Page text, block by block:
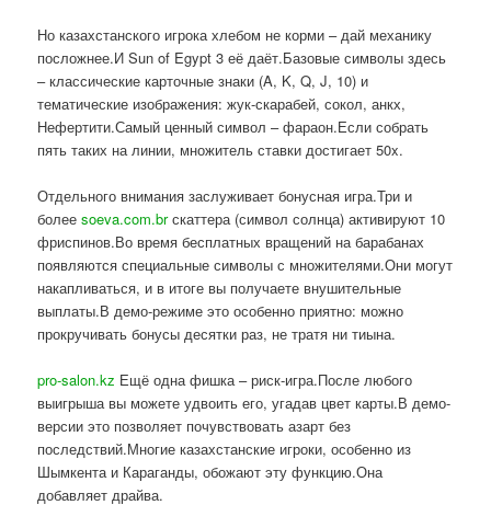
Но казахстанского игрока хлебом не корми – дай механику
посложнее.И Sun of Egypt 3 её даёт.Базовые символы здесь
– классические карточные знаки (A, K, Q, J, 10) и
тематические изображения: жук-скарабей, сокол, анкх,
Нефертити.Самый ценный символ – фараон.Если собрать
пять таких на линии, множитель ставки достигает 50x.
Отдельного внимания заслуживает бонусная игра.Три и
болееsoeva.com.brскаттера (символ солнца) активируют 10
фриспинов.Во время бесплатных вращений на барабанах
появляются специальные символы с множителями.Они могут
накапливаться, и в итоге вы получаете внушительные
выплаты.В демо-режиме это особенно приятно: можно
прокручивать бонусы десятки раз, не тратя ни тиына.
pro-salon.kz Ещё одна фишка – риск-игра.После любого
выигрыша вы можете удвоить его, угадав цвет карты.В демо-
версии это позволяет почувствовать азарт без
последствий.Многие казахстанские игроки, особенно из
Шымкента и Караганды, обожают эту функцию.Она
добавляет драйва.